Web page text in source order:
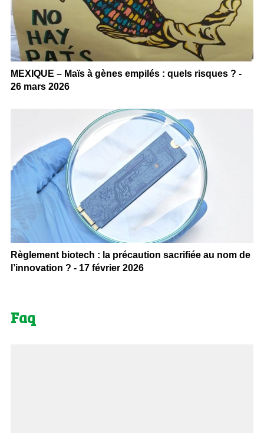
MEXIQUE – Maïs à gènes empilés : quels risques ? -
26 mars 2026
Règlement biotech : la précaution sacrifiée au nom de
l’innovation ? - 17 février 2026
Faq